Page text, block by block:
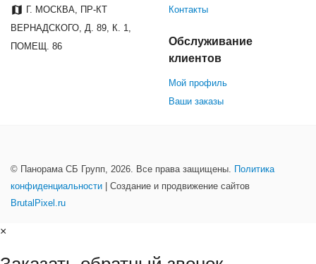
Г. МОСКВА, ПР-КТ
ВЕРНАДСКОГО, Д. 89, К. 1,
ПОМЕЩ. 86
Контакты
Обслуживание
клиентов
Мой профиль
Ваши заказы
© Панорама СБ Групп, 2026. Все права защищены. Политика
конфиденциальности | Создание и продвижение сайтов
BrutalPixel.ru
×